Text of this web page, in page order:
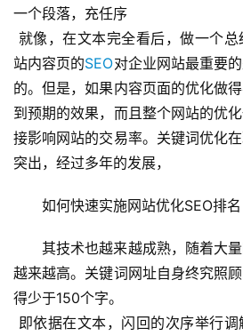
一个段落，充任序
站内容页的SEO对企业网站最重要
的。但是，如果内容页面的优化做
到预期的效果，而且整个网站的优
接影响网站的交易率。关键词优化
突出，经过多年的发展，
如何快速实施网站优化SEO排名
其技术也越来越成熟，随着大
越来越高。关键词网址自身终究照
得少于150个字。